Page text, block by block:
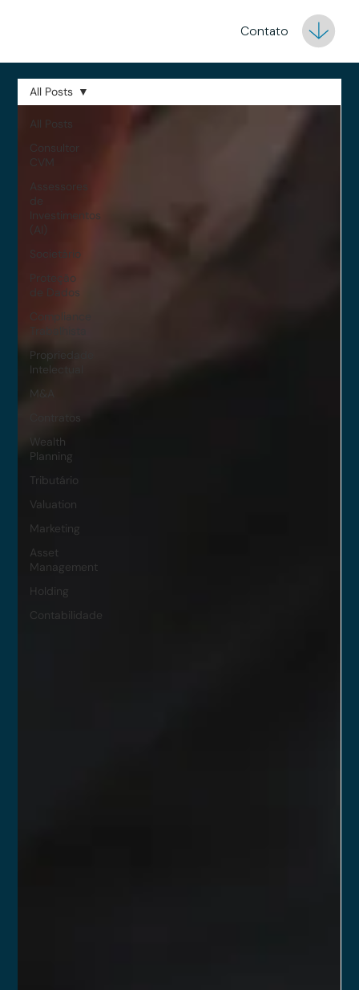
Contato
All Posts
Consultor
CVM
Assessores
Investimentos
(AI)
Societário
Proteção
de Dados
Compliance
Propriedade
Intelectual
M&A
Wealth
Planning
Tributário
Valuation
Marketing
Asset
Management
Holding
Contabilidade
All Posts